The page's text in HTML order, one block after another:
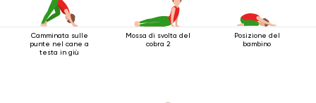
Camminata sulle
punte nel cane a
testa in giù
Mossa di svolta del
cobra 2
Posizione del
bambino